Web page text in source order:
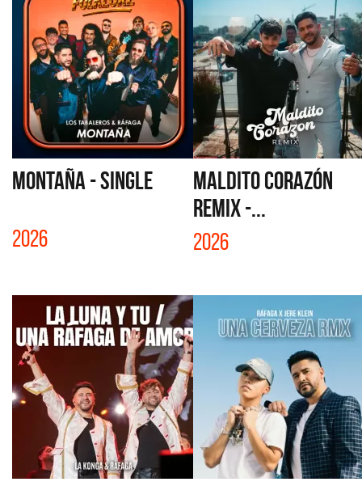
MONTAÑA - SINGLE
2026
MALDITO CORAZÓN
REMIX -...
2026